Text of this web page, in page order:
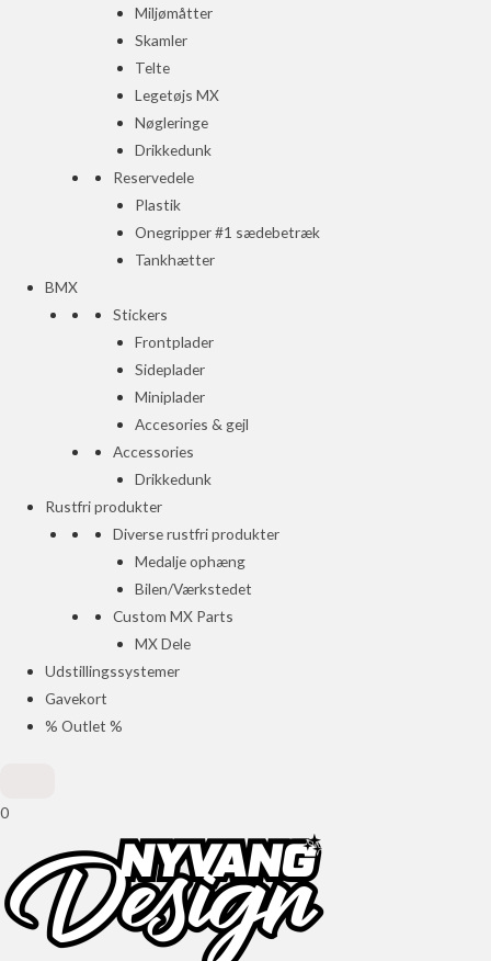
Miljømåtter
Skamler
Telte
Legetøjs MX
Nøgleringe
Drikkedunk
Reservedele
Plastik
Onegripper #1 sædebetræk
Tankhætter
BMX
Stickers
Frontplader
Sideplader
Miniplader
Accesories & gejl
Accessories
Drikkedunk
Rustfri produkter
Diverse rustfri produkter
Medalje ophæng
Bilen/Værkstedet
Custom MX Parts
MX Dele
Udstillingssystemer
Gavekort
% Outlet %
0